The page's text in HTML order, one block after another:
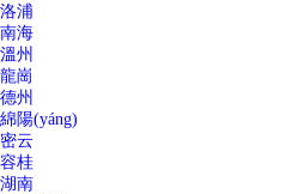
洛浦
南海
溫州
龍崗
德州
綿陽(yáng)
密云
容桂
湖南